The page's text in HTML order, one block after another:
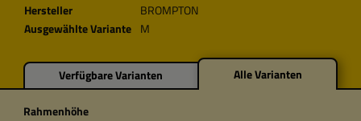
Hersteller
BROMPTON
Ausgewählte Variante M
Verfügbare Varianten Alle Varianten
Rahmenhöheauswählen